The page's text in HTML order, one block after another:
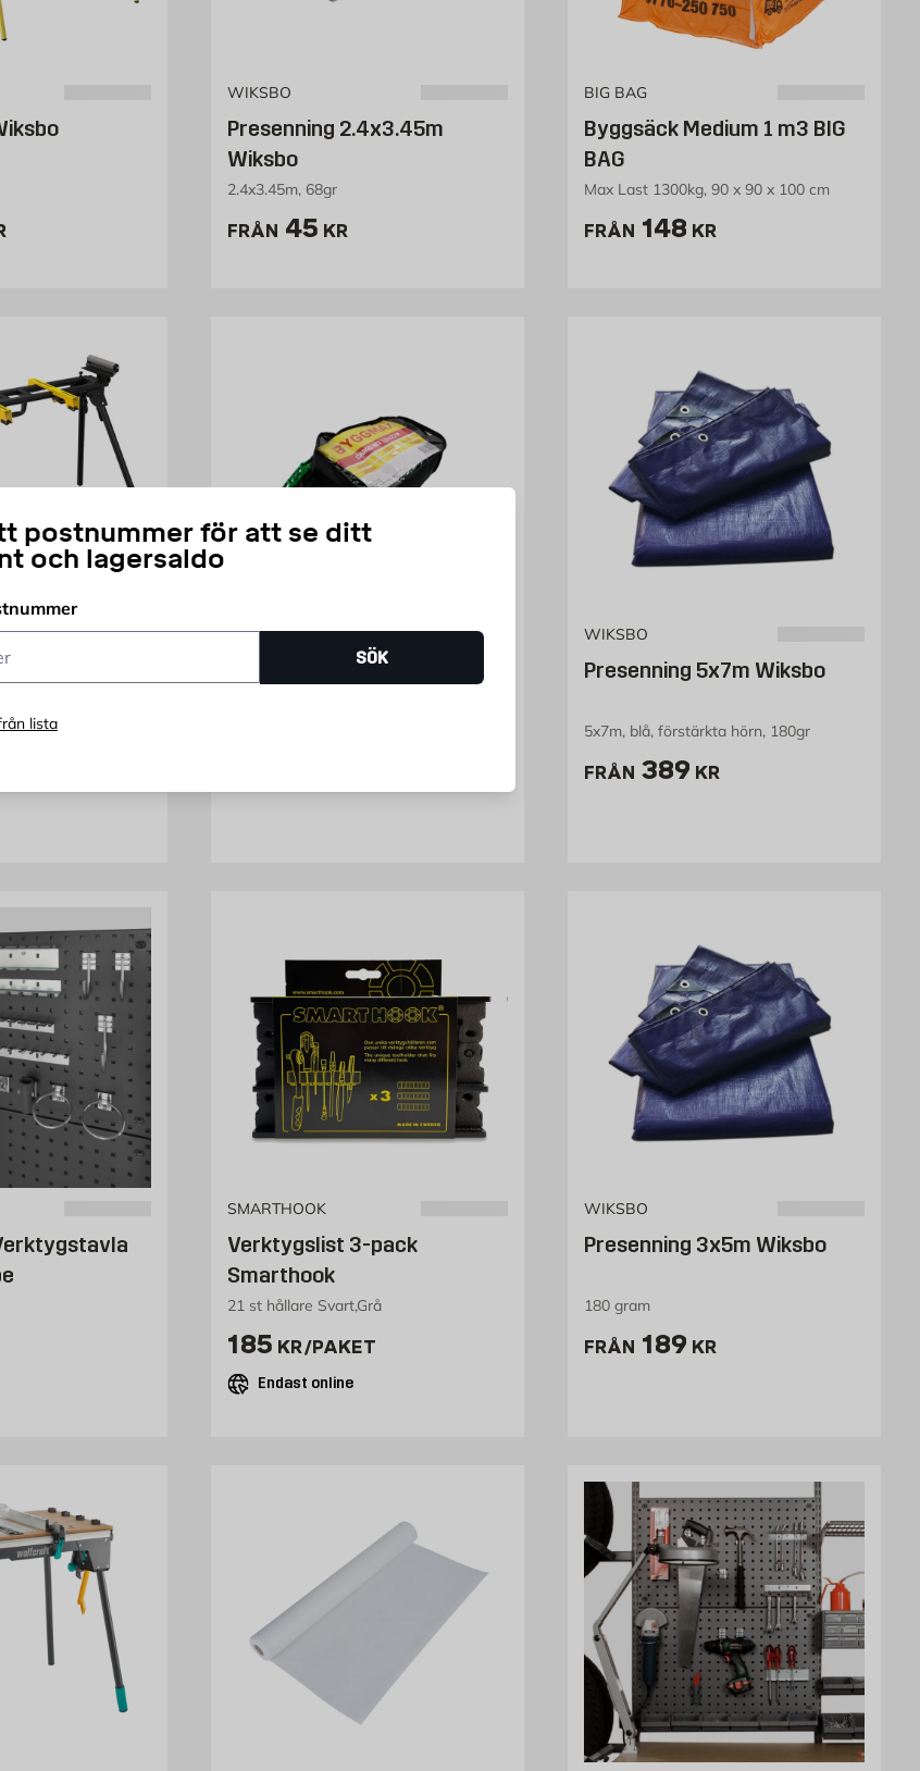
postnummer för att se ditt
och lagersaldo
SÖK
lista
kr
WIKSBO
Presenning 2.4x3.45m
Wiksbo
2.4x3.45m, 68gr
FRÅN Pris 45 kr
45 KR
BIG BAG
Byggsäck Medium 1 m3 BIG
BAG
Max Last 1300kg, 90 x 90 x 100 cm
FRÅN Pris 148 kr
148 KR
Fatmax
kr
Lastnät Elastisk Lina 1,5 x 2,7
WIKSBO
Presenning 5x7m Wiksbo
5x7m, blå, förstärkta hörn, 180gr
FRÅN Pris 389 kr
389 KR
SMARTHOOK
Verktygslist 3-pack
Smarthook
21 st hållare Svart,Grå
Pris 185 kr /paket
185 KR/PAKET
Endast online
WIKSBO
Presenning 3x5m Wiksbo
180 gram
FRÅN Pris 189 kr
189 KR